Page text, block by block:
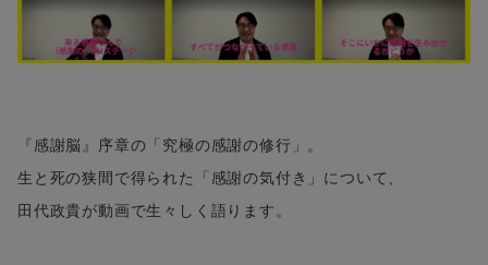
『感謝脳』序章の「究極の感謝の修行」。
生と死の狭間で得られた「感謝の気付き」について、
田代政貴が動画で生々しく語ります。